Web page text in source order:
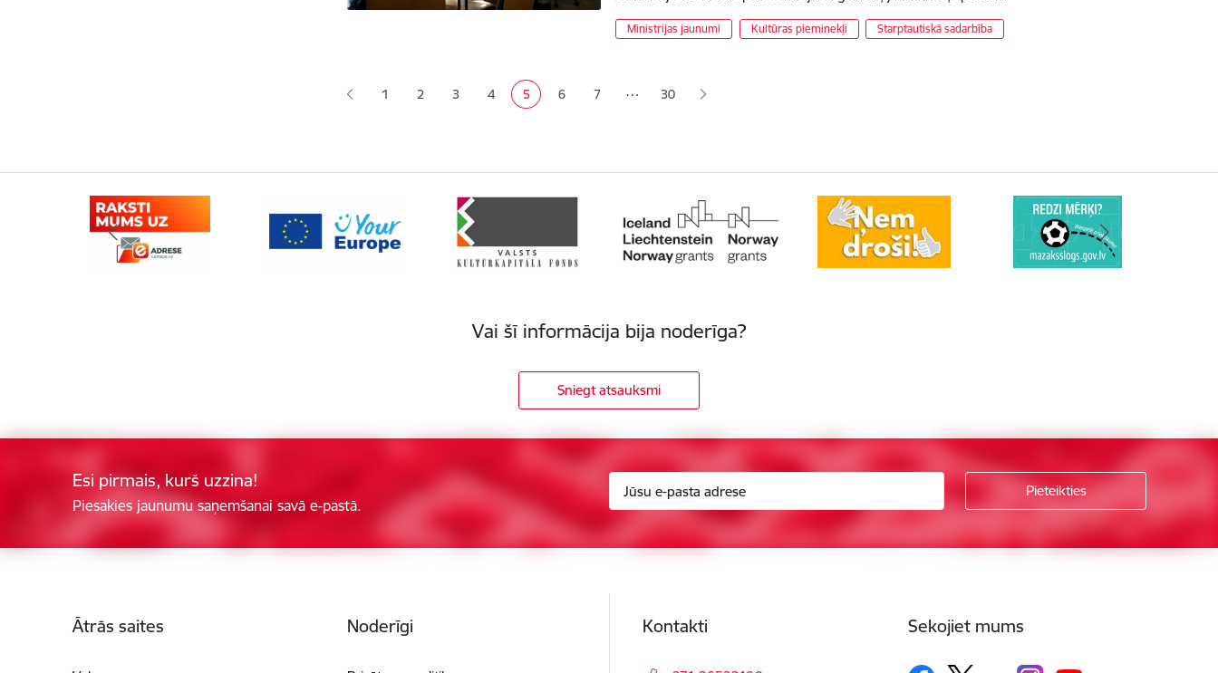
Ministrijas jaunumi Kultūras pieminekļi Starptautiskā sadarbība
1 Lapa
2 Lapa
3 Lapa
4 Pašreizējā lapa
5 Lapa
6 Lapa
7 … 30
Vai šī informācija bija noderīga?
Sniegt atsauksmi
Esi pirmais, kurš uzzina!
Piesakies jaunumu saņemšanai savā e-pastā.
Ātrās saites Noderīgi Kontakti Sekojiet mums